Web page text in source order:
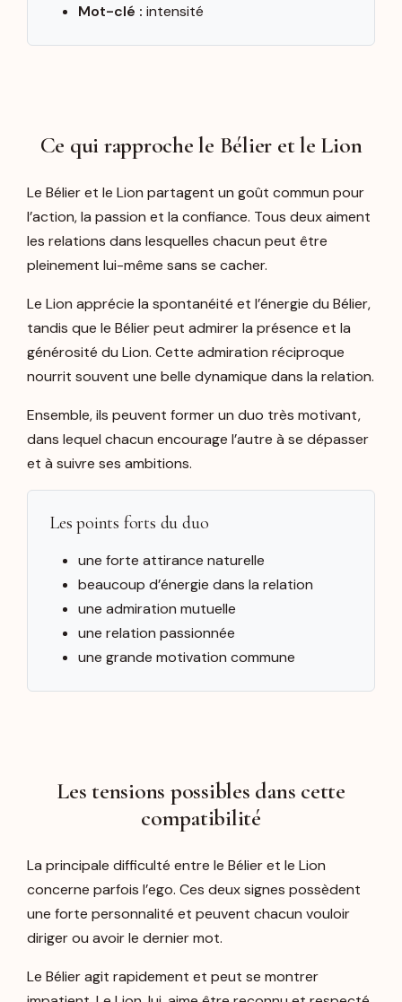
Mot-clé : intensité
Ce qui rapproche le Bélier et le Lion
Le Bélier et le Lion partagent un goût commun pour
l’action, la passion et la confiance. Tous deux aiment
les relations dans lesquelles chacun peut être
pleinement lui-même sans se cacher.
Le Lion apprécie la spontanéité et l’énergie du Bélier,
tandis que le Bélier peut admirer la présence et la
générosité du Lion. Cette admiration réciproque
nourrit souvent une belle dynamique dans la relation.
Ensemble, ils peuvent former un duo très motivant,
dans lequel chacun encourage l’autre à se dépasser
et à suivre ses ambitions.
Les points forts du duo
une forte attirance naturelle
beaucoup d’énergie dans la relation
une admiration mutuelle
une relation passionnée
une grande motivation commune
Les tensions possibles dans cette
compatibilité
La principale difficulté entre le Bélier et le Lion
concerne parfois l’ego. Ces deux signes possèdent
une forte personnalité et peuvent chacun vouloir
diriger ou avoir le dernier mot.
Le Bélier agit rapidement et peut se montrer